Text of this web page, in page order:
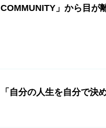
COMMUNITY」から目が
「自分の人生を自分で